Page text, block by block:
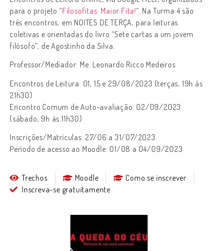
para o projeto “Filosofitas: Maior Fita!“. Na Turma 4 são
três encontros, em NOITES DE TERÇA, para leituras
coletivas e orientadas do livro “Sete cartas a um jovem
filósofo”, de Agostinho da Silva.
Professor/Mediador: Me. Leonardo Ricco Medeiros
Encontros de Leitura: 01, 15 e 29/08/2023 (terças, 19h às
21h30)
Encontro Comum de Auto-avaliação: 02/09/2023
(sábado, 9h às 11h30)
Inscrições/Matrículas: 27/06 a 31/07/2023
Período de acesso ao Moodle: 01/08 a 04/09/2023
Trechos Moodle
Como se inscrever
Inscreva-se gratuitamente